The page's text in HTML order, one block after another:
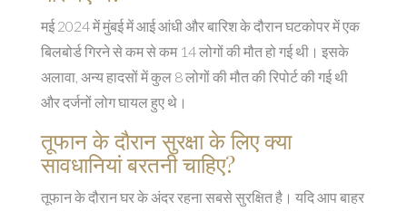
मई 2024 में मुंबई में आई आंधी और बारिश के दौरान घटकोपर में एक
बिलबोर्ड गिरने से कम से कम 14 लोगों की मौत हो गई थी। इसके
अलावा, अन्य हादसों में कुल 8 लोगों की मौत की रिपोर्ट की गई थी
और दर्जनों लोग घायल हुए थे।
तूफान के दौरान सुरक्षा के लिए क्या
सावधानियां बरतनी चाहिए?
तूफान के दौरान घर के अंदर रहना सबसे सुरक्षित है। यदि आप बाहर